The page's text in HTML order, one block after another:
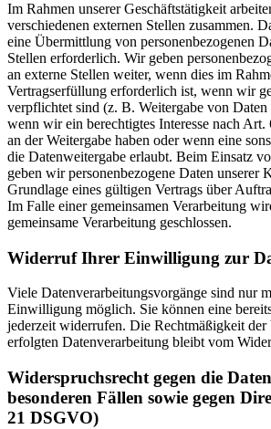
Im Rahmen unserer Geschäftstätigkeit
verschiedenen externen Stellen zusammen.
eine Übermittlung von personenbezogenen
Stellen erforderlich. Wir geben
an externe Stellen weiter, wenn dies im
Vertragserfüllung erforderlich ist, wenn wir
verpflichtet sind (z. B. Weitergabe von Daten
wenn wir ein berechtigtes Interesse nach
an der Weitergabe haben oder wenn eine
die Datenweitergabe erlaubt. Beim Einsatz
geben wir personenbezogene Daten unserer
Grundlage eines gültigen Vertrags über
Im Falle einer gemeinsamen Verarbeitung
gemeinsame Verarbeitung geschlossen.
Widerruf Ihrer Einwilligung zur
Viele Datenverarbeitungsvorgänge sind nur
Einwilligung möglich. Sie können eine
jederzeit widerrufen. Die Rechtmäßigkeit
erfolgten Datenverarbeitung bleibt vom
Widerspruchsrecht gegen die
besonderen Fällen sowie gegen
21 DSGVO)